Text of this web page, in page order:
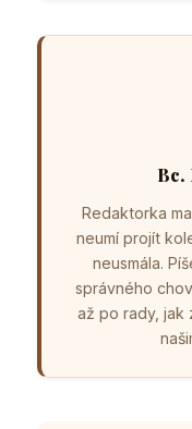
Bc.
Redaktorka
neumí projít
neusmála.
správného
až po rady, jak